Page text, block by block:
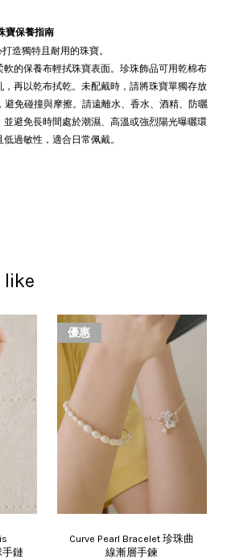
寶保養指南
造獨特且耐用的珠寶。
的保養布輕拭珠寶表面。珍珠飾品可用乾棉布
再以乾布拭乾。 未配戴時，請將珠寶單獨存放
避免碰撞與摩擦。請遠離水、香水、酒精、防曬
避免長時間處於潮濕、高溫或強烈陽光曝曬環
過敏性，適合日常佩戴。
like
鏈
優惠
Curve Pearl Bracelet 珍珠曲
線漸層手鍊